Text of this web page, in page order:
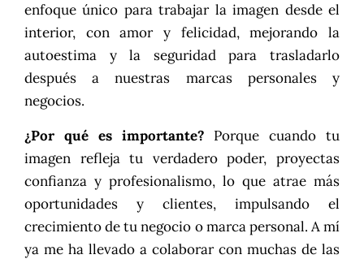
enfoque único para trabajar la imagen desde el
interior, con amor y felicidad, mejorando la
autoestima y la seguridad para trasladarlo
después a nuestras marcas personales y
negocios.
¿Por qué es importante? Porque cuando tu
imagen refleja tu verdadero poder, proyectas
confianza y profesionalismo, lo que atrae más
oportunidades y clientes, impulsando el
crecimiento de tu negocio o marca personal. A mí
ya me ha llevado a colaborar con muchas de las